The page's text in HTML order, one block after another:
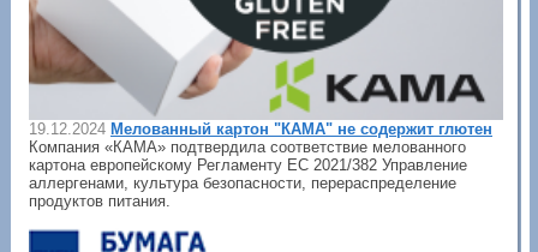
19.12.2024 Мелованный картон "КАМА" не содержит глютен
Компания «КАМА» подтвердила соответствие мелованного
картона европейскому Регламенту ЕС 2021/382 Управление
аллергенами, культура безопасности, перераспределение
продуктов питания.